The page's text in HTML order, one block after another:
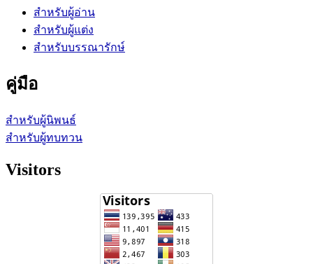
สำหรับผู้อ่าน
สำหรับผู้แต่ง
สำหรับบรรณารักษ์
คู่มือ
สำหรับผู้นิพนธ์
สำหรับผู้ทบทวน
Visitors